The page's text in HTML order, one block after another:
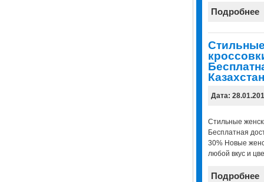
Подробнее
Дата:
Стильные
Бесплатная
30% Новые
любой вкус и
Подробнее